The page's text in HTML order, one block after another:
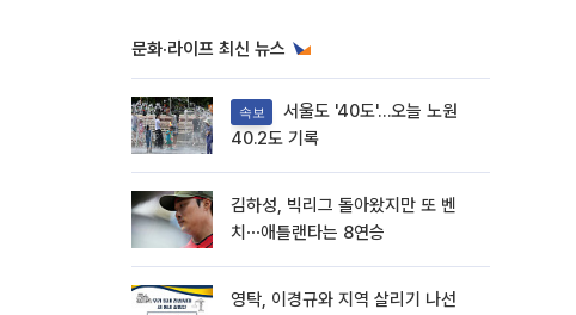
문화·라이프 최신 뉴스
속보
40.2도 기록
김하성, 빅리그 돌아왔지만 또 벤
치⋯애틀랜타는 8연승
영탁, 이경규와 지역 살리기 나선